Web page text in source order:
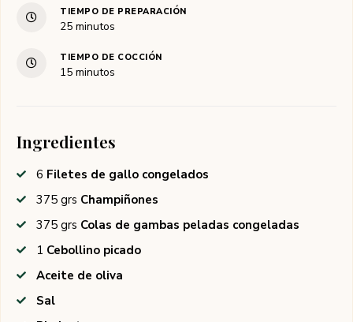
TIEMPO DE PREPARACIÓN
25minutos
minutos
TIEMPO DE COCCIÓN
15minutos
minutos
Ingredientes
6 Filetes de gallo congelados
375 grs Champiñones
375 grs Colas de gambas peladas congeladas
1 Cebollino picado
Aceite de oliva
Sal